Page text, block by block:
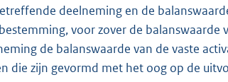
deelneming en de
voor zover de balanswaarde
de balanswaarde van de vaste
die zijn gevormd met het oog op de